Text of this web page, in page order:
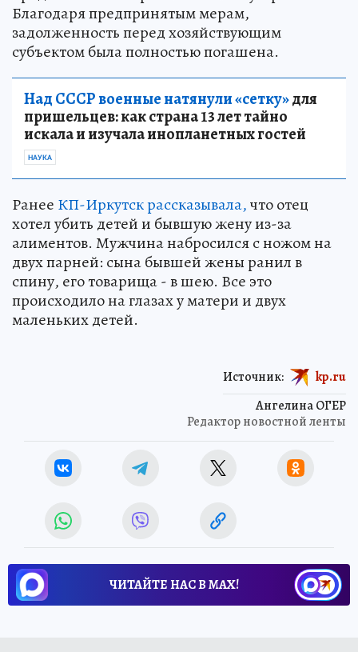
Благодаря предпринятым мерам,
задолженность перед хозяйствующим
субъектом была полностью погашена.
Над СССР военные натянули «сетку»для
пришельцев: как страна 13 лет тайно
искала и изучала инопланетных гостей
НАУКА
Ранее КП-Иркутск рассказывала,что отец
хотел убить детей и бывшую жену из-за
алиментов. Мужчина набросился с ножом на
двух парней: сына бывшей жены ранил в
спину, его товарища - в шею. Все это
происходило на глазах у матери и двух
маленьких детей.
Ангелина ОГЕР
Редактор новостной ленты
Источник: kp.ru
ЧИТАЙТЕ НАС В МАХ!